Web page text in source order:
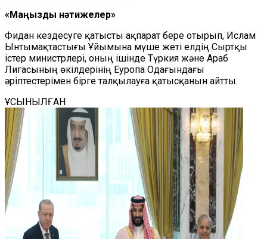
«Маңызды нәтижелер»
Фидан кездесуге қатысты ақпарат бере отырып, Ислам
Ынтымақтастығы Ұйымына мүше жеті елдің Сыртқы
істер министрлері, оның ішінде Түркия және Араб
Лигасының өкілдерінің Еуропа Одағындағы
әріптестерімен бірге талқылауға қатысқанын айтты.
ҰСЫНЫЛҒАН